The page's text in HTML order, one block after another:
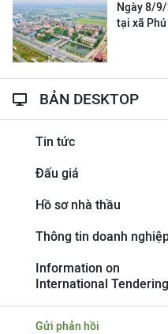
Ngày 8/
tại xã
BẢN DESKTOP
Tin tức
Đấu giá
Hồ sơ nhà thầu
Thông tin doanh
Information on
International Tendering
Gửi phản hồi